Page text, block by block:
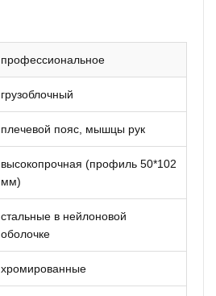
профессиональное
грузоблочный
плечевой пояс, мышцы рук
высокопрочная (профиль 50*102
мм)
стальные в нейлоновой
оболочке
хромированные